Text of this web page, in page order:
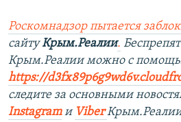
Роскомнадзор пытается
сайтуКрым.Реалии.
Крым.Реалии можно с
https://
следите за основными
Instagram и Viber